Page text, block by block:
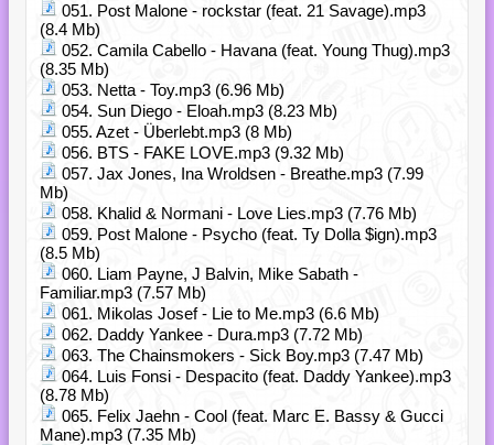
051. Post Malone - rockstar (feat. 21 Savage).mp3
(8.4 Mb)
052. Camila Cabello - Havana (feat. Young Thug).mp3
(8.35 Mb)
053. Netta - Toy.mp3 (6.96 Mb)
054. Sun Diego - Eloah.mp3 (8.23 Mb)
055. Azet - Überlebt.mp3 (8 Mb)
056. BTS - FAKE LOVE.mp3 (9.32 Mb)
057. Jax Jones, Ina Wroldsen - Breathe.mp3 (7.99
Mb)
058. Khalid & Normani - Love Lies.mp3 (7.76 Mb)
059. Post Malone - Psycho (feat. Ty Dolla $ign).mp3
(8.5 Mb)
060. Liam Payne, J Balvin, Mike Sabath -
Familiar.mp3 (7.57 Mb)
061. Mikolas Josef - Lie to Me.mp3 (6.6 Mb)
062. Daddy Yankee - Dura.mp3 (7.72 Mb)
063. The Chainsmokers - Sick Boy.mp3 (7.47 Mb)
064. Luis Fonsi - Despacito (feat. Daddy Yankee).mp3
(8.78 Mb)
065. Felix Jaehn - Cool (feat. Marc E. Bassy & Gucci
Mane).mp3 (7.35 Mb)